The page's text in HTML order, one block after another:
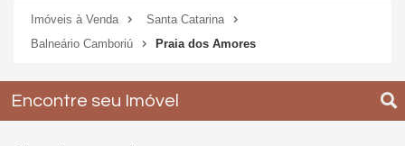
Imóveis à Venda
Santa Catarina
Balneário Camboriú
Praia dos Amores
Encontre seu Imóvel